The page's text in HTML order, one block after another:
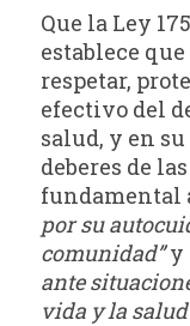
Que la Ley
establece
respetar,
efectivo del
salud, y en
deberes de
fundamental
por su
comunidad”y
ante
vida y la